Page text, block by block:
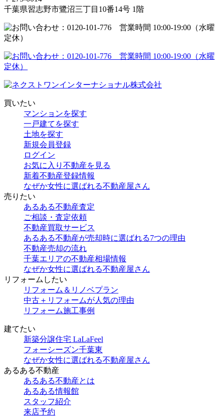
千葉県習志野市鷺沼三丁目10番14号 1階
買いたい
マンションを探す
一戸建てを探す
土地を探す
新規会員登録
ログイン
お気に入り不動産を見る
新着不動産登録情報
なぜか女性に選ばれる不動産屋さん
売りたい
あるある不動産査定
ご相談・査定依頼
不動産買取サービス
あるある不動産が売却時に選ばれる7つの理由
不動産売却の流れ
千葉エリアの不動産相場情報
なぜか女性に選ばれる不動産屋さん
リフォームしたい
リフォーム＆リノベプラン
中古＋リフォームが人気の理由
リフォーム施工事例
建てたい
新築分譲住宅 LaLaFeel
フォーシーズン千葉東
なぜか女性に選ばれる不動産屋さん
あるある不動産
あるある不動産とは
あるある情報館
スタッフ紹介
来店予約